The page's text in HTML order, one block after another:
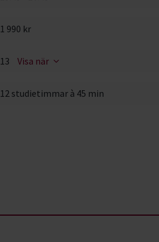
1 990 kr
13 Visa när
12 studietimmar à 45 min